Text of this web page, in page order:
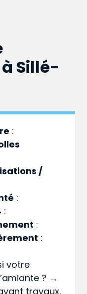
Sillé-
:
/
:
:
:
:
votre
? →
travaux.